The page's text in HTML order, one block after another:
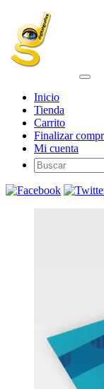
Inicio
Tienda
Carrito
Finalizar
Mi cuenta